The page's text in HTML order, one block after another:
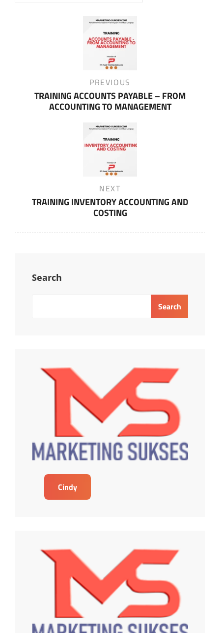
PREVIOUS
TRAINING ACCOUNTS PAYABLE – FROM
ACCOUNTING TO MANAGEMENT
Post
NEXT
TRAINING INVENTORY ACCOUNTING AND
COSTING
Search
Search
Cindy